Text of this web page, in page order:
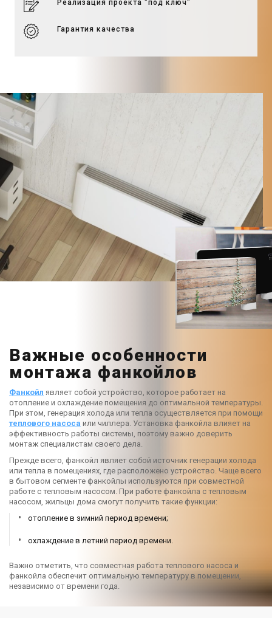
Реализация проекта "под ключ"
Гарантия качества
Важные особенности
монтажа фанкойлов
Фанкойл являет собой устройство, которое работает на
отопление и охлаждение помещения до оптимальной температуры.
При этом, генерация холода или тепла осуществляется при помощи
теплового насоса или чиллера. Установка фанкойла влияет на
эффективность работы системы, поэтому важно доверить
монтаж специалистам своего дела.
Прежде всего, фанкойл являет собой источник генерации холода
или тепла в помещениях, где расположено устройство. Чаще всего
в бытовом сегменте фанкойлы используются при совместной
работе с тепловым насосом. При работе фанкойла с тепловым
насосом, жильцы дома смогут получить такие функции:
отопление в зимний период времени;
охлаждение в летний период времени.
Важно отметить, что совместная работа теплового насоса и
фанкойла обеспечит оптимальную температуру в помещении,
независимо от времени года.